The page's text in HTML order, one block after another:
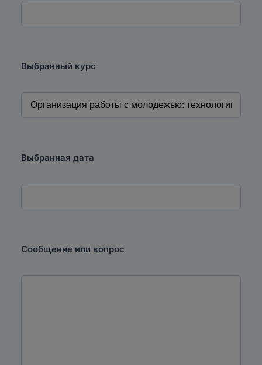
Выбранный курс
Выбранная дата
Сообщение или вопрос